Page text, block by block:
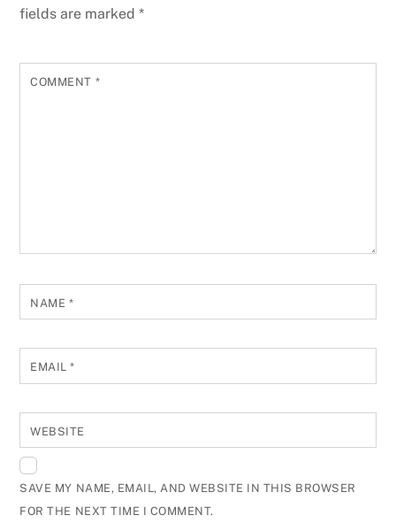
fields are marked*
COMMENT *
NAME *
EMAIL*
WEBSITE
SAVE MY NAME, EMAIL, AND WEBSITE IN THIS BROWSER
FOR THE NEXT TIME I COMMENT.